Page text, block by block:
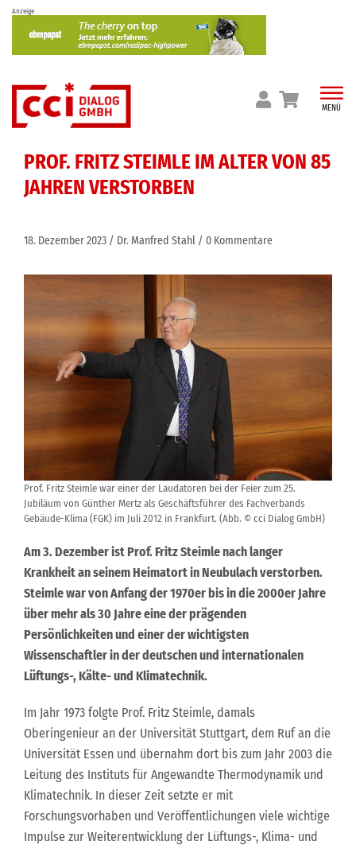
Skip
content
Anzeige
MENÜ
PROF. FRITZ STEIMLE IM ALTER VON 85
JAHREN VERSTORBEN
18. Dezember 2023 Dr. Manfred Stahl 0 Kommentare
Prof. Fritz Steimle war einer der Laudatoren bei der Feier zum 25.
Jubiläum von Günther Mertz als Geschäftsführer des Fachverbands
Gebäude-Klima (FGK) im Juli 2012 in Frankfurt. (Abb. © cci Dialog GmbH)
Am 3. Dezember ist Prof. Fritz Steimle nach langer
Krankheit an seinem Heimatort in Neubulach verstorben.
Steimle war von Anfang der 1970er bis in die 2000er Jahre
über mehr als 30 Jahre eine der prägenden
Persönlichkeiten und einer der wichtigsten
Wissenschaftler in der deutschen und internationalen
Lüftungs-, Kälte- und Klimatechnik.
Im Jahr 1973 folgte Prof. Fritz Steimle, damals
Oberingenieur an der Universität Stuttgart, dem Ruf an die
Universität Essen und übernahm dort bis zum Jahr 2003 die
Leitung des Instituts für Angewandte Thermodynamik und
Klimatechnik. In dieser Zeit setzte er mit
Forschungsvorhaben und Veröffentlichungen viele wichtige
Impulse zur Weiterentwicklung der Lüftungs-, Klima- und